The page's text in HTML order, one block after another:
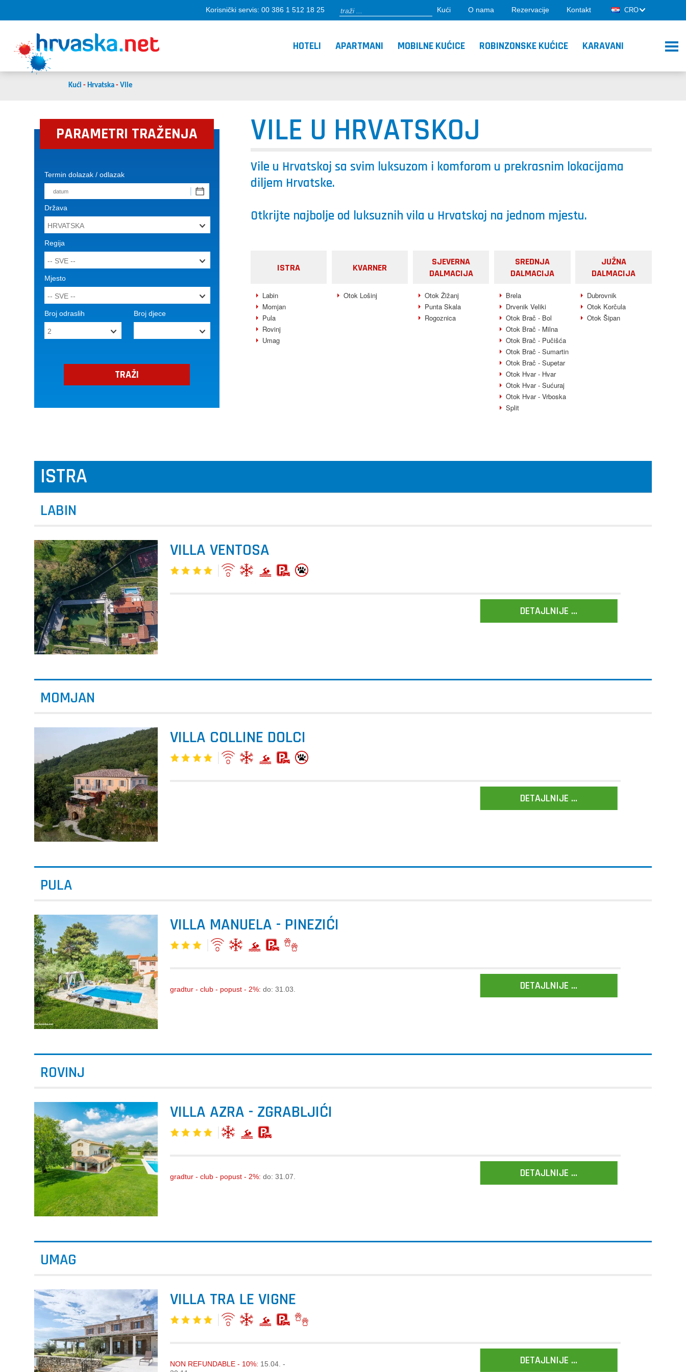
HOTELI APARTMANI MOBILNE KUĆICE ROBINZONSKE KUĆICE KARAVANI
CRO
Korisnički servis: 00 386 1 512 18 25 Kući O nama Rezervacije Kontakt
Kući - Hrvatska - Vile
PARAMETRI TRAŽENJA
Termin dolazak / odlazak
Država
Regija
Mjesto
Broj odraslih Broj djece
VILE U HRVATSKOJ
Vile u Hrvatskoj sa svim luksuzom i komforom u prekrasnim lokacijama
diljem Hrvatske.
Otkrijte najbolje od luksuznih vila u Hrvatskoj na jednom mjestu.
ISTRA
Labin
Momjan
Pula
Rovinj
Umag
KVARNER
Otok Lošinj
SJEVERNA
DALMACIJA
Otok Žižanj
Punta Skala
Rogoznica
SREDNJA
DALMACIJA
Brela
Drvenik Veliki
Otok Brač - Bol
Otok Brač - Milna
Otok Brač - Pučišća
Otok Brač - Sumartin
Otok Brač - Supetar
Otok Hvar - Hvar
Otok Hvar - Sućuraj
Otok Hvar - Vrboska
Split
JUŽNA
DALMACIJA
Dubrovnik
Otok Korčula
Otok Šipan
ISTRA
LABIN
VILLA VENTOSA
DETAJLNIJE ...
MOMJAN
VILLA COLLINE DOLCI
DETAJLNIJE ...
PULA
VILLA MANUELA - PINEZIĆI
gradtur - club - popust - 2%:do: 31.03. DETAJLNIJE ...
ROVINJ
VILLA AZRA - ZGRABLJIĆI
gradtur - club - popust - 2%:do: 31.07. DETAJLNIJE ...
UMAG
VILLA TRA LE VIGNE
NON REFUNDABLE - 10%: 15.04. -
DETAJLNIJE ...